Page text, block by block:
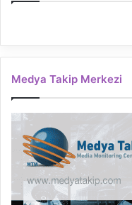
Medya Takip Merkezi